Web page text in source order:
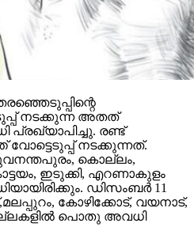
നടക്കുന്ന അതത്
രണ്ട്
നടക്കുന്നത്.
കൊല്ലം,
ഇടുക്കി, എറണാകുളം
ഡിസംബര്‍ 11
കോഴിക്കോട്, വയനാട്,
പൊതു അവധി